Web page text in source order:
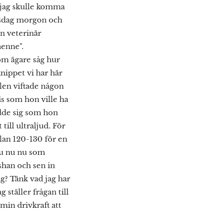
skulle komma
morgon och
veterinär
ägare såg hur
vi har här
viftade någon
som hon ville ha
sig som hon
till ultraljud. För
120-130 för en
nu nu som
och sen in
Tänk vad jag har
ställer frågan till
min drivkraft att